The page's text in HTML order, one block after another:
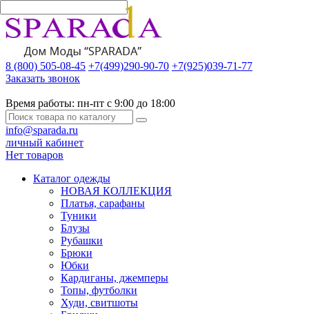
8 (800) 505-08-45 +7(499)290-90-70 +7(925)039-71-77
Заказать звонок
Время работы: пн-пт с 9:00 до 18:00
info@sparada.ru
личный кабинет
Нет товаров
Каталог одежды
НОВАЯ КОЛЛЕКЦИЯ
Платья, сарафаны
Туники
Блузы
Рубашки
Брюки
Юбки
Кардиганы, джемперы
Топы, футболки
Худи, свитшоты